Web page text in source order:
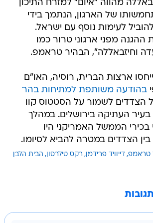
מהווה "איום" למזרח התיכון
של הארגון, הנתמך בידי
לעימות נוסף עם ישראל.
ההגנה מפני ארגוני טרור כמו
וחיזבאללה", הבהיר טראמפ.
ארצות הברית, רוסיה, האו"ם
בהודעה משותפת למתיחות בהר
הצדדים לשמור על הסטטוס קוו
העתיקה בירושלים. במהלך
הממשל האמריקני היו
בין הצדדים במטרה להביא לסיומו.
טראמפ דייוויד פרידמן רקס טילרסון הבית הלבן